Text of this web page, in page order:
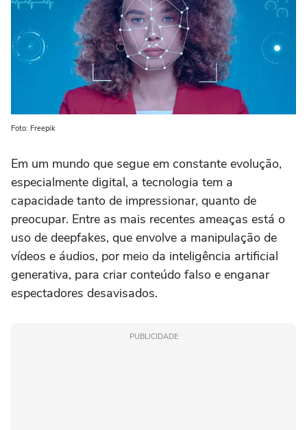
Foto: Freepik
Em um mundo que segue em constante evolução,
especialmente digital, a tecnologia tem a
capacidade tanto de impressionar, quanto de
preocupar. Entre as mais recentes ameaças está o
uso de deepfakes, que envolve a manipulação de
vídeos e áudios, por meio da inteligência artificial
generativa, para criar conteúdo falso e enganar
espectadores desavisados.
PUBLICIDADE